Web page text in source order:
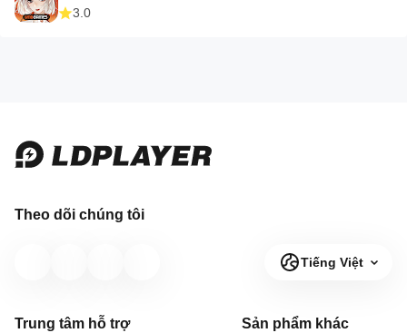
3.0
Theo dõi chúng tôi
Tiếng Việt
Trung tâm hỗ trợ Sản phẩm khác